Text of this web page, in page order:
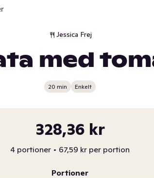
Jessica Frej
med
20 min Enkelt
328,36 kr
4 portioner • 67,59 kr per portion
Portioner